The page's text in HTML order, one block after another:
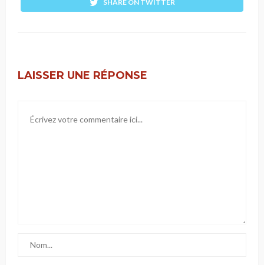
SHARE ON TWITTER
LAISSER UNE RÉPONSE